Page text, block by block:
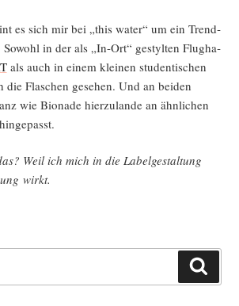
es sich mir bei „this water“ um ein Trend­
Sowohl in der als „In-Ort“ gestyl­ten Flug­ha­
als auch in einem klei­nen stu­den­ti­schen
die Fla­schen gese­hen. Und an bei­den
wie Bio­na­de hier­zu­lan­de an ähn­li­chen
Weil ich mich in die Label­ge­stal­tung
wirkt.